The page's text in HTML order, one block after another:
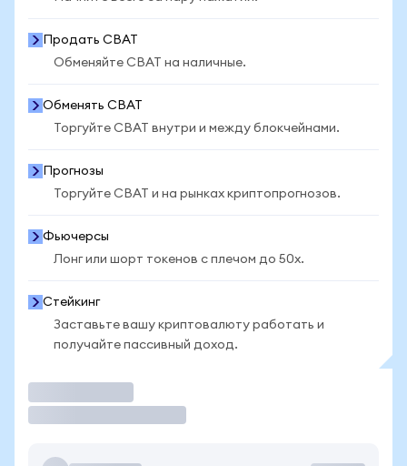
Продать CBAT
Обменяйте CBAT на наличные.
Обменять CBAT
Торгуйте CBAT внутри и между блокчейнами.
Прогнозы
Торгуйте CBAT и на рынках криптопрогнозов.
Фьючерсы
Лонг или шорт токенов с плечом до 50x.
Стейкинг
Заставьте вашу криптовалюту работать и
получайте пассивный доход.